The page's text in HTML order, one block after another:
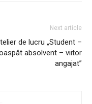
Next article
de lucru „Student –
absolvent – viitor
angajat”